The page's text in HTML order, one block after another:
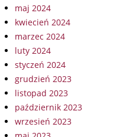
maj 2024
kwiecień 2024
marzec 2024
luty 2024
styczeń 2024
grudzień 2023
listopad 2023
październik 2023
wrzesień 2023